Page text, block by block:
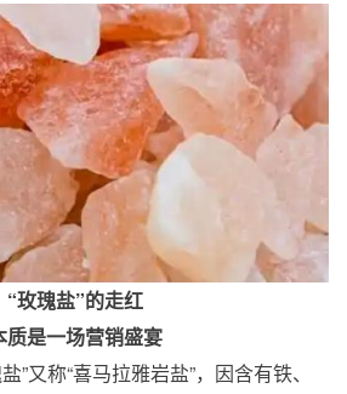
“玫瑰盐”的走红
质是一场营销盛宴
”又称“喜马拉雅岩盐”，因含有铁、